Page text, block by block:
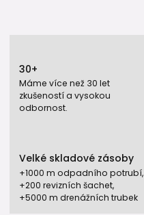
30+
Máme více než 30 let
zkušeností a vysokou
odbornost.
Velké skladové zásoby
+1000 m odpadního potrubí,
+200 revizních šachet,
+5000 m drenážních trubek